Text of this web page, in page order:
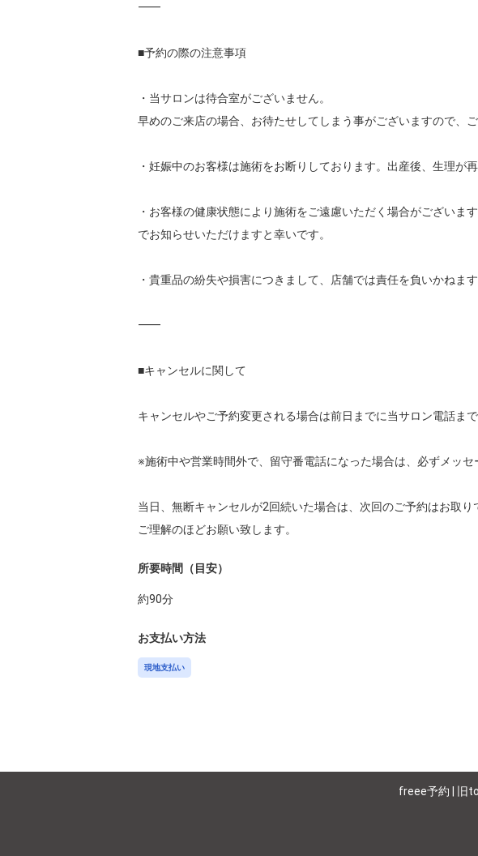
⸻
■予約の際の注意事項
・当サロンは待合室がございません。
早めのご来店の場合、お待たせしてしまう事がございますので、
・妊娠中のお客様は施術をお断りしております。出産後、生理が
・お客様の健康状態により施術をご遠慮いただく場合がござい
でお知らせいただけますと幸いです。
・貴重品の紛失や損害につきまして、店舗では責任を負いかねま
⸻
■キャンセルに関して
キャンセルやご予約変更される場合は前日までに当サロン電話ま
※施術中や営業時間外で、留守番電話になった場合は、必ずメッセ
当日、無断キャンセルが2回続いた場合は、次回のご予約はお取り
所要時間（目安）
約90分
お支払い方法
現地支払い
freee予約 | 旧